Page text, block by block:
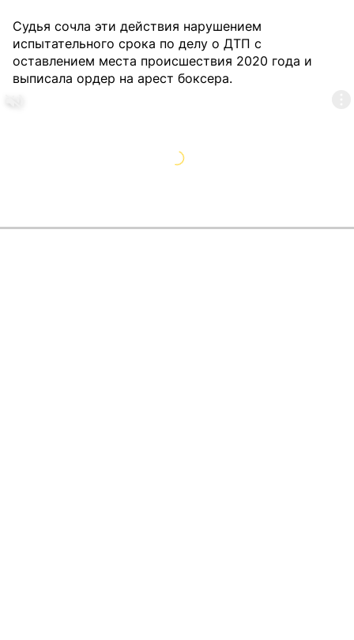
Судья сочла эти действия нарушением
испытательного срока по делу о ДТП с
оставлением места происшествия 2020 года и
выписала ордер на арест боксера.